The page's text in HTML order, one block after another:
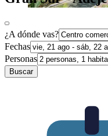
¿A dónde vas?
Fechas
Personas
Buscar